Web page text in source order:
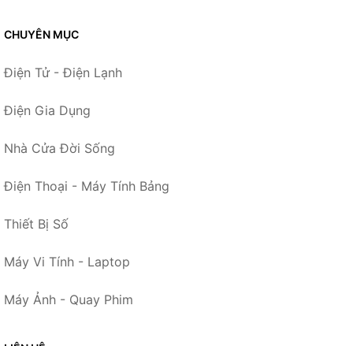
CHUYÊN MỤC
Điện Tử - Điện Lạnh
Điện Gia Dụng
Nhà Cửa Đời Sống
Điện Thoại - Máy Tính Bảng
Thiết Bị Số
Máy Vi Tính - Laptop
Máy Ảnh - Quay Phim